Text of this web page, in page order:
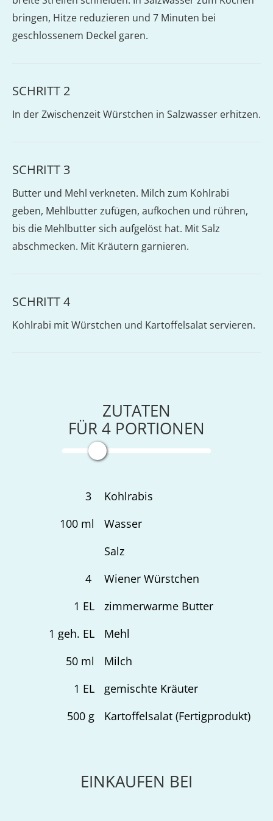
bringen, Hitze reduzieren und 7 Minuten bei
geschlossenem Deckel garen.
SCHRITT 2
In der Zwischenzeit Würstchen in Salzwasser erhitzen.
SCHRITT 3
Butter und Mehl verkneten. Milch zum Kohlrabi
geben, Mehlbutter zufügen, aufkochen und rühren,
bis die Mehlbutter sich aufgelöst hat. Mit Salz
abschmecken. Mit Kräutern garnieren.
SCHRITT 4
Kohlrabi mit Würstchen und Kartoffelsalat servieren.
ZUTATEN
FÜR4 PORTIONEN
3
Kohlrabis
100ml
Wasser
Salz
4
Wiener Würstchen
1 EL
zimmerwarme Butter
1 geh. EL
Mehl
50ml
Milch
1 EL
gemischte Kräuter
500g Kartoffelsalat (Fertigprodukt)
EINKAUFEN BEI